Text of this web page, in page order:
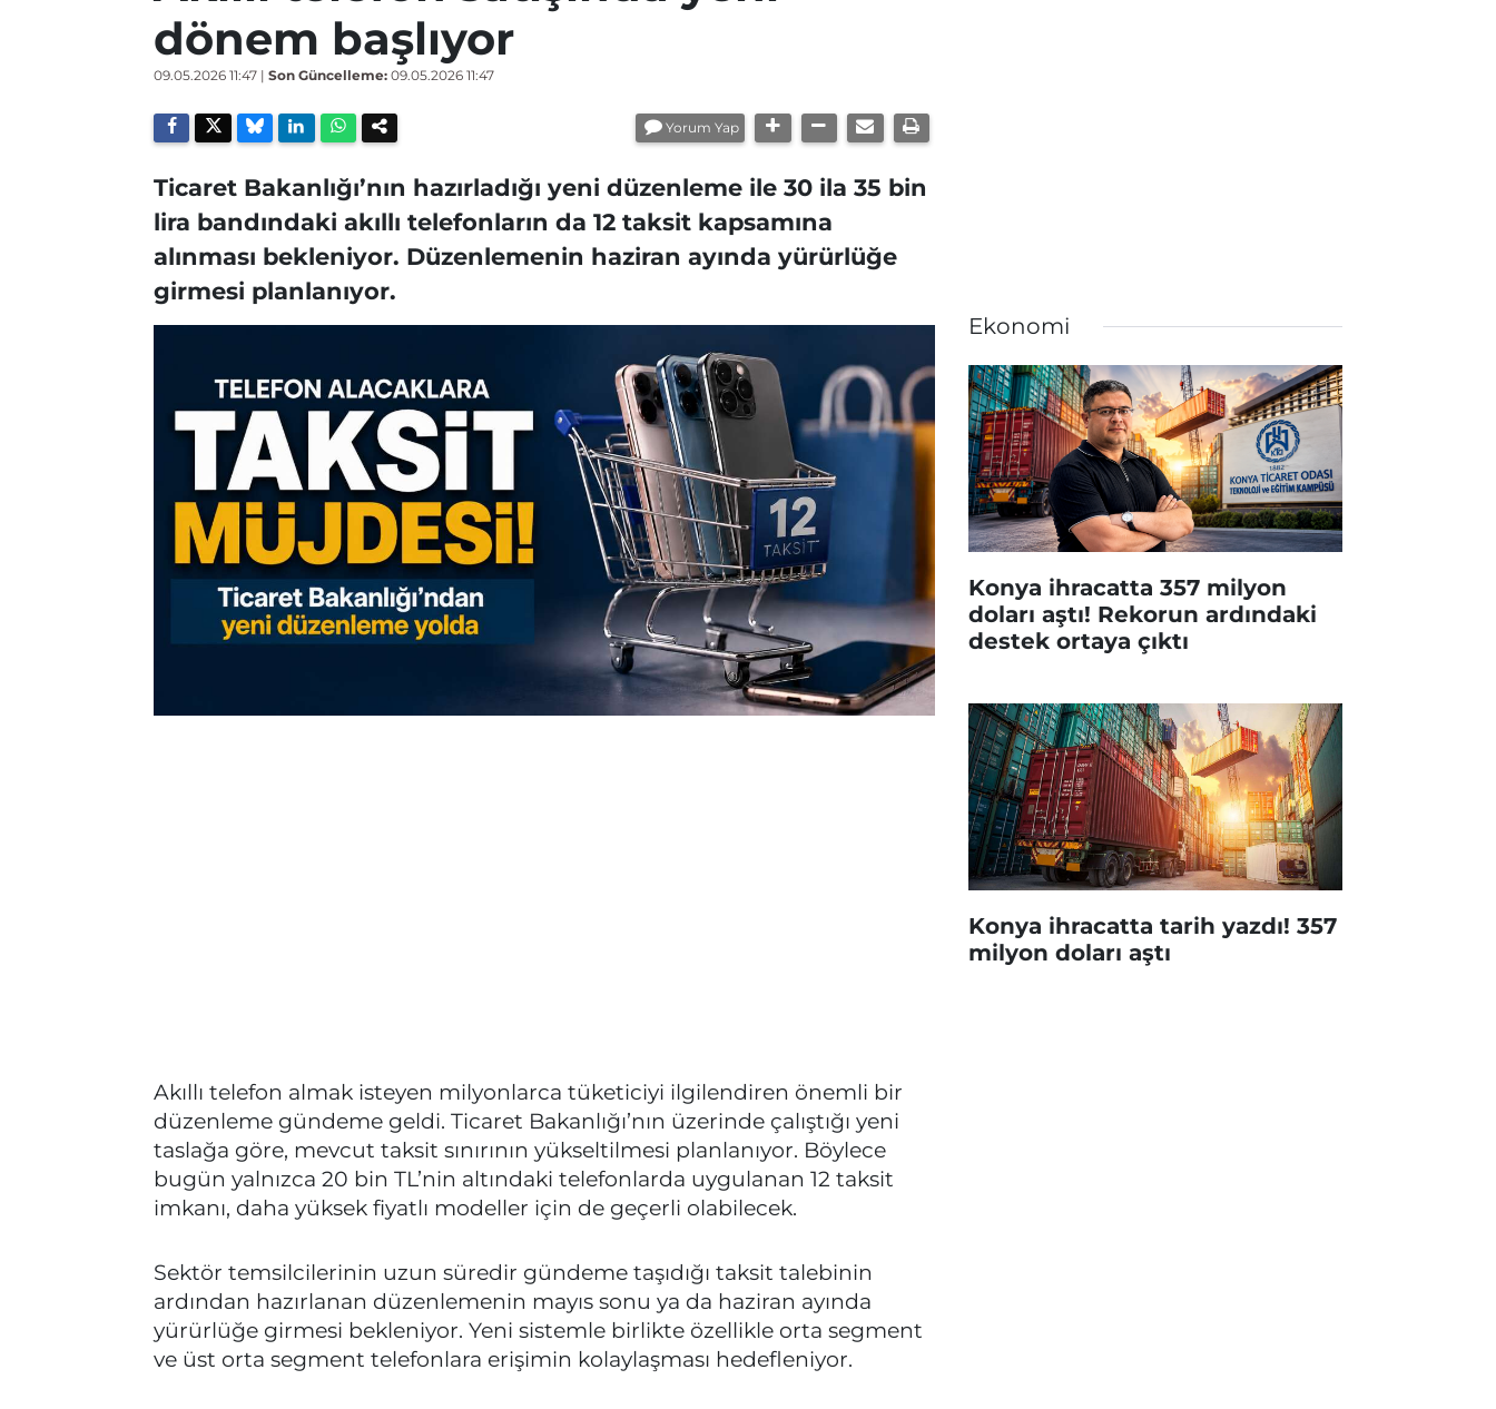
dönem başlıyor
09.05.2026 11:47 | Son Güncelleme: 09.05.2026 11:47
Yorum Yap
Ticaret Bakanlığı’nın hazırladığı yeni düzenleme ile 30 ila 35 bin
lira bandındaki akıllı telefonların da 12 taksit kapsamına
alınması bekleniyor. Düzenlemenin haziran ayında yürürlüğe
girmesi planlanıyor.
Akıllı telefon almak isteyen milyonlarca tüketiciyi ilgilendiren önemli bir
düzenleme gündeme geldi. Ticaret Bakanlığı’nın üzerinde çalıştığı yeni
taslağa göre, mevcut taksit sınırının yükseltilmesi planlanıyor. Böylece
bugün yalnızca 20 bin TL’nin altındaki telefonlarda uygulanan 12 taksit
imkanı, daha yüksek fiyatlı modeller için de geçerli olabilecek.
Sektör temsilcilerinin uzun süredir gündeme taşıdığı taksit talebinin
ardından hazırlanan düzenlemenin mayıs sonu ya da haziran ayında
yürürlüğe girmesi bekleniyor. Yeni sistemle birlikte özellikle orta segment
ve üst orta segment telefonlara erişimin kolaylaşması hedefleniyor.
Ekonomi
Konya ihracatta 357 milyon
doları aştı! Rekorun ardındaki
destek ortaya çıktı
Konya ihracatta tarih yazdı! 357
milyon doları aştı